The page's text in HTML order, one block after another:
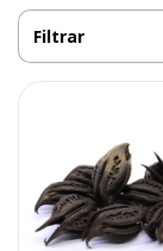
Filtrar